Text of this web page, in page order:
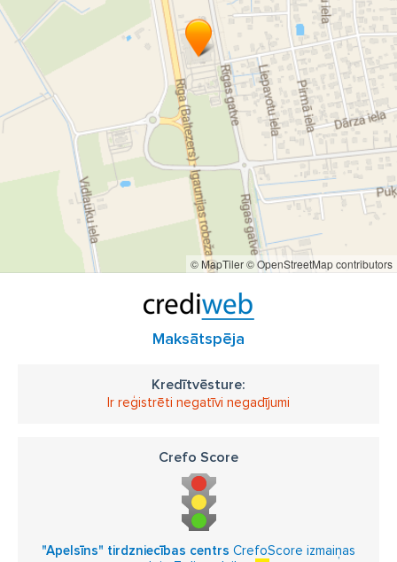
© MapTiler© OpenStreetMap contributors
Maksātspēja
Kredītvēsture:
Ir reģistrēti negatīvi negadījumi
Crefo Score
"Apelsīns" tirdzniecības centrs CrefoScore izmaiņas